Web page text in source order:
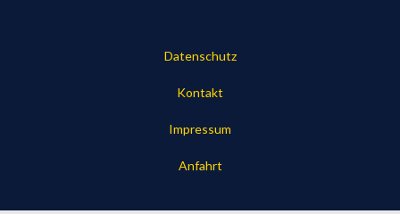
Datenschutz
Kontakt
Impressum
Anfahrt